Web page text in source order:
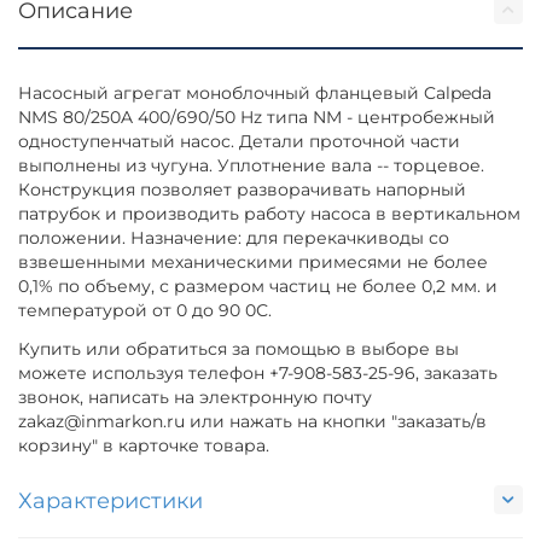
Описание
Насосный агрегат моноблочный фланцевый Calpeda
NMS 80/250A 400/690/50 Hz типа NM - центробежный
одноступенчатый насос. Детали проточной части
выполнены из чугуна. Уплотнение вала -- торцевое.
Конструкция позволяет разворачивать напорный
патрубок и производить работу насоса в вертикальном
положении. Назначение: для перекачкиводы со
взвешенными механическими примесями не более
0,1% по объему, с размером частиц не более 0,2 мм. и
температурой от 0 до 90 0С.
Купить или обратиться за помощью в выборе вы
можете используя телефон +7-908-583-25-96, заказать
звонок, написать на электронную почту
zakaz@inmarkon.ru или нажать на кнопки "заказать/в
корзину" в карточке товара.
Характеристики